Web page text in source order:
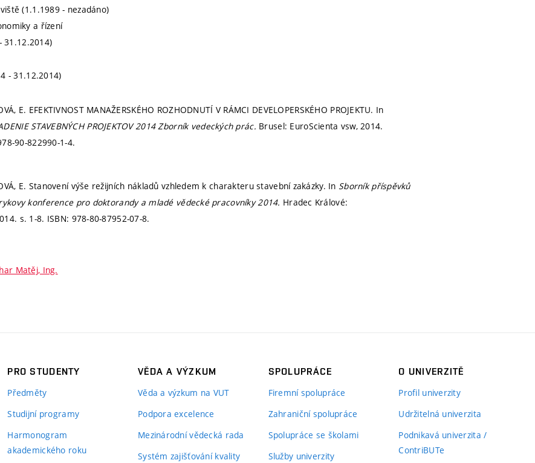
(1.1.1989 - nezadáno)
a řízení
31.12.2014)
- 31.12.2014)
E. EFEKTIVNOST MANAŽERSKÉHO ROZHODNUTÍ V RÁMCI DEVELOPERSKÉHO PROJEKTU. In
STAVEBNÝCH PROJEKTOV 2014 Zborník vedeckých prác. Brusel: EuroScienta vsw, 2014.
90-822990-1-4.
E. Stanovení výše režijních nákladů vzhledem k charakteru stavební zakázky. In Sborník příspěvků
konference pro doktorandy a mladé vědecké pracovníky 2014. Hradec Králové:
s. 1-8. ISBN: 978-80-87952-07-8.
Matěj, Ing.
PRO STUDENTY
Předměty
Studijní programy
Harmonogram
akademického roku
VĚDA A VÝZKUM
Věda a výzkum na VUT
Podpora excelence
Mezinárodní vědecká rada
Systém zajišťování kvality
SPOLUPRÁCE
Firemní spolupráce
Zahraniční spolupráce
Spolupráce se školami
Služby univerzity
O UNIVERZITĚ
Profil univerzity
Udržitelná univerzita
Podnikavá univerzita /
ContriBUTe